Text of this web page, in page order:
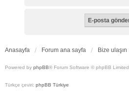
Anasayfa Forum ana sayfa Bize ulaşın
Powered by phpBB® Forum Software © phpBB Limited
Türkçe çeviri: phpBB Türkiye